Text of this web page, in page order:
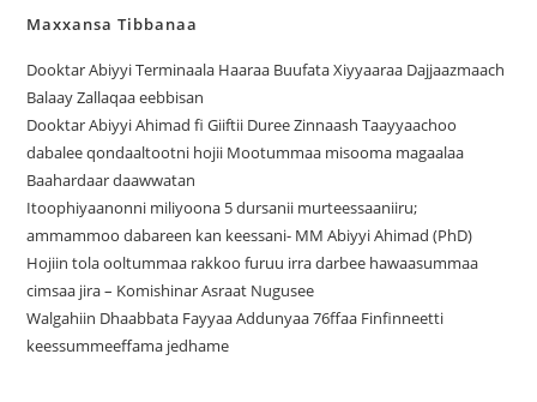
Maxxansa Tibbanaa
Dooktar Abiyyi Terminaala Haaraa Buufata Xiyyaaraa Dajjaazmaach
Balaay Zallaqaa eebbisan
Dooktar Abiyyi Ahimad fi Giiftii Duree Zinnaash Taayyaachoo
dabalee qondaaltootni hojii Mootummaa misooma magaalaa
Baahardaar daawwatan
Itoophiyaanonni miliyoona 5 dursanii murteessaaniiru;
ammammoo dabareen kan keessani- MM Abiyyi Ahimad (PhD)
Hojiin tola ooltummaa rakkoo furuu irra darbee hawaasummaa
cimsaa jira – Komishinar Asraat Nugusee
Walgahiin Dhaabbata Fayyaa Addunyaa 76ffaa Finfinneetti
keessummeeffama jedhame